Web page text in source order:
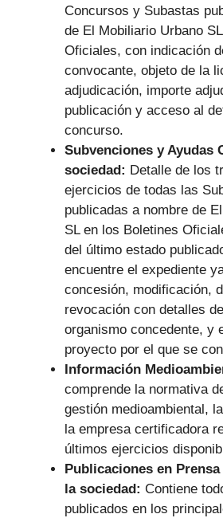
Concursos y Subastas
de El Mobiliario Urbano
Oficiales, con indicación
convocante, objeto de la
adjudicación, importe
publicación y acceso al
concurso.
Subvenciones y Ayudas
sociedad: Detalle de los
ejercicios de todas las
publicadas a nombre de
SL en los Boletines
del último estado
encuentre el expediente
concesión, modificación,
revocación con detalles
organismo concedente, y
proyecto por el que se
Información
comprende la normativa
gestión medioambiental,
la empresa certificadora
últimos ejercicios
Publicaciones en
la sociedad: Contiene
publicados en los